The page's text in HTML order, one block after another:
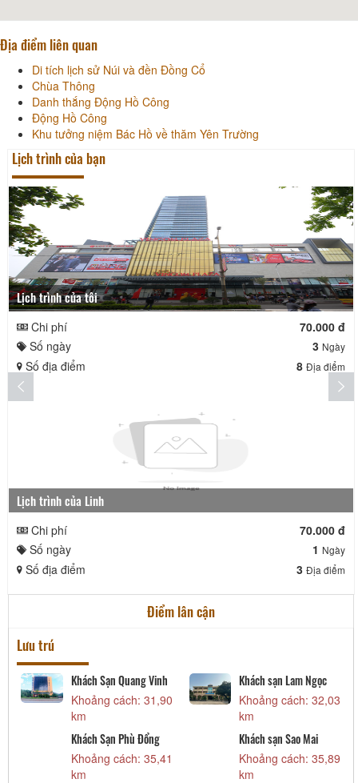
Địa điểm liên quan
Di tích lịch sử Núi và đền Đồng Cổ
Chùa Thông
Danh thắng Động Hồ Công
Động Hồ Công
Khu tưởng niệm Bác Hồ về thăm Yên Trường
Lịch trình của bạn
Lịch trình của tôi
Chi phí
70.000 đ
Số ngày
3 Ngày
Số địa điểm 8 Địa điểm
Lịch trình của Linh
Chi phí
70.000 đ
Số ngày
1 Ngày
Số địa điểm 3 Địa điểm
Điểm lân cận
Lưu trú
Khách Sạn Quang Vinh
Khoảng cách: 31,90
km
Khách sạn Lam Ngọc
Khoảng cách: 32,03
km
Khách Sạn Phù Đổng
Khoảng cách: 35,41
km
Khách sạn Sao Mai
Khoảng cách: 35,89
km